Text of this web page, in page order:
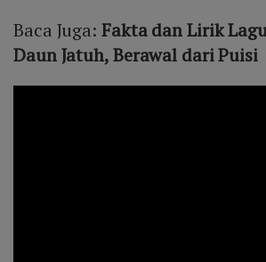
Baca Juga: Fakta dan Lirik
Daun Jatuh, Berawal dari Puisi